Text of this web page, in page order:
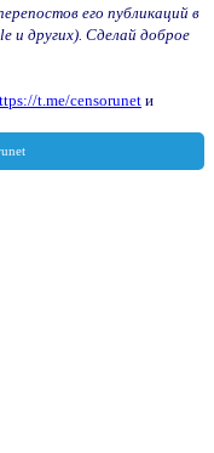
его публикаций в
и других). Сделай доброе
t.me/censorunetи